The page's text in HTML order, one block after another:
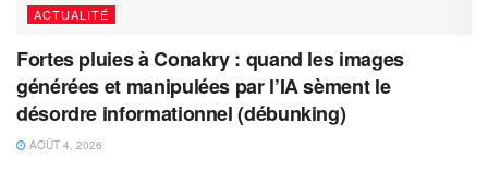
ACTUALITÉ
Fortes pluies à Conakry : quand les images
générées et manipulées par l’IA sèment le
désordre informationnel (débunking)
AOÛT 4, 2026